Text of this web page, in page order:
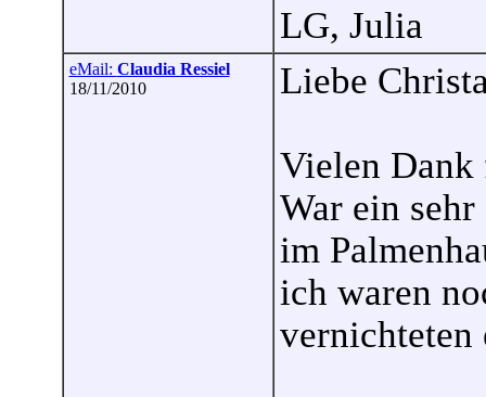
LG, Julia
eMail: Claudia Ressiel
18/11/2010
Liebe
Vielen Dank
War ein
im
ich waren